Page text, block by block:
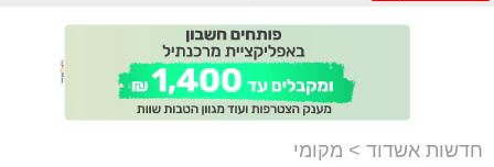
חדשות אשדוד > מקומי